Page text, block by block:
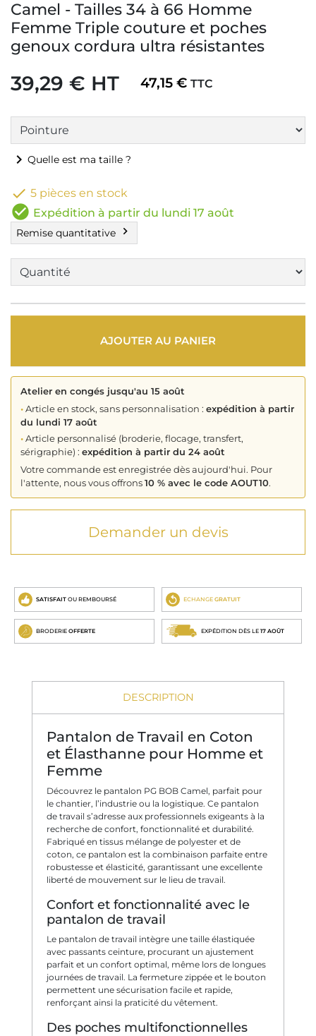
Camel - Tailles 34 à 66 Homme
Femme Triple couture et poches
genoux cordura ultra résistantes
39,29 € HT 47,15 € TTC
chevron_right Quelle est ma taille ?
 5 pièces en stock
check_circle Expédition à partir du lundi 17 août
Remise quantitative chevron_right
AJOUTER AU PANIER
Atelier en congés jusqu'au 15 août
•Article en stock, sans personnalisation : expédition à partir
du lundi 17 août
•Article personnalisé (broderie, flocage, transfert,
sérigraphie) : expédition à partir du 24 août
Votre commande est enregistrée dès aujourd'hui. Pour
l'attente, nous vous offrons10 % avec le code AOUT10.
Demander un devis
SATISFAIT OU REMBOURSÉ ECHANGE GRATUIT
BRODERIE OFFERTE EXPÉDITION DÈS LE 17 AOÛT
DESCRIPTION
Pantalon de Travail en Coton
et Élasthanne pour Homme et
Femme
Découvrez le pantalon PG BOB Camel, parfait pour
le chantier, l’industrie ou la logistique. Ce pantalon
de travail s’adresse aux professionnels exigeants à la
recherche de confort, fonctionnalité et durabilité.
Fabriqué en tissus mélange de polyester et de
coton, ce pantalon est la combinaison parfaite entre
robustesse et élasticité, garantissant une excellente
liberté de mouvement sur le lieu de travail.
Confort et fonctionnalité avec le
pantalon de travail
Le pantalon de travail intègre une taille élastiquée
avec passants ceinture, procurant un ajustement
parfait et un confort optimal, même lors de longues
journées de travail. La fermeture zippée et le bouton
permettent une sécurisation facile et rapide,
renforçant ainsi la praticité du vêtement.
Des poches multifonctionnelles